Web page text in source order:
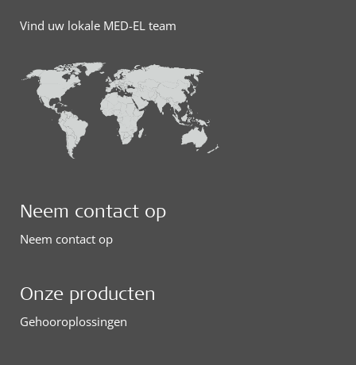
Vind uw lokale MED-EL team
Neem contact op
Neem contact op
Onze producten
Gehooroplossingen